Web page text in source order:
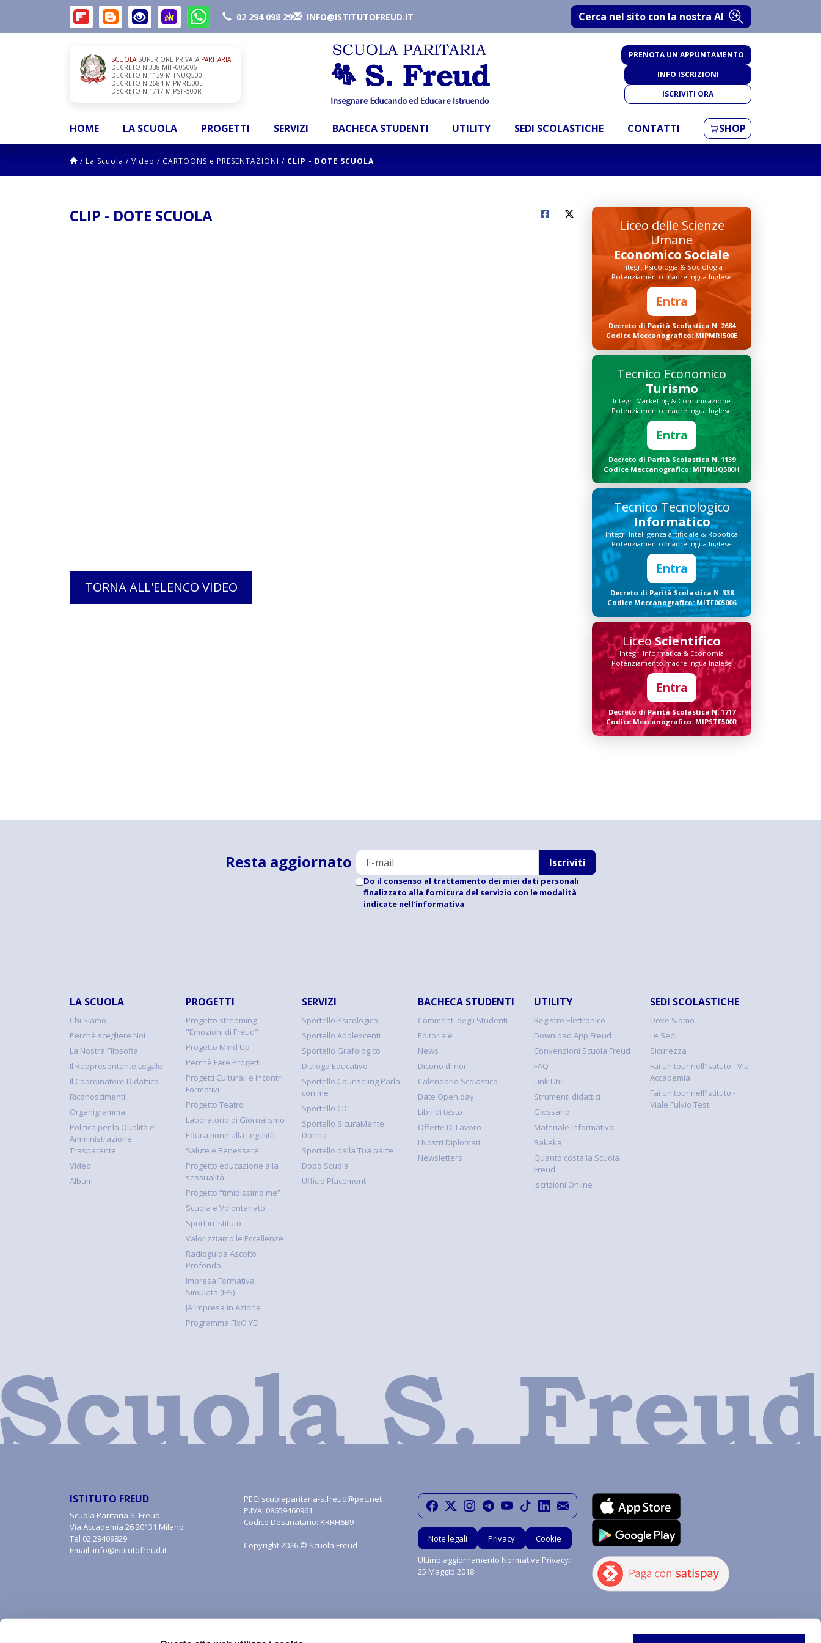
02 294 098 29 INFO@ISTITUTOFREUD.IT Cerca nel sito con la nostra AI
SCUOLASUPERIORE PRIVATA PARITARIA
DECRETO N.338 MITF005006
DECRETO N.1139 MITNUQ500H
DECRETO N.2684 MIPMRI500E
DECRETO N.1717 MIPSTF500R
PRENOTA UN APPUNTAMENTO
INFO ISCRIZIONI
ISCRIVITI ORA
HOME LA SCUOLA PROGETTI SERVIZI BACHECA STUDENTI UTILITY SEDI SCOLASTICHE CONTATTI SHOP
/ La Scuola / Video / CARTOONS e PRESENTAZIONI / CLIP - DOTE SCUOLA
CLIP - DOTE SCUOLA
TORNA ALL'ELENCO VIDEO
Liceo delle Scienze
Umane
Economico Sociale
Integr. Psicologia & Sociologia
Potenziamento madrelingua Inglese
Entra
Decreto di Parità Scolastica N. 2684
Codice Meccanografico: MIPMRI500E
Tecnico Economico
Turismo
Integr. Marketing & Comunicazione
Potenziamento madrelingua Inglese
Entra
Decreto di Parità Scolastica N. 1139
Codice Meccanografico: MITNUQ500H
Tecnico Tecnologico
Informatico
Integr. Intelligenza artificiale & Robotica
Potenziamento madrelingua Inglese
Entra
Decreto di Parità Scolastica N. 338
Codice Meccanografico: MITF005006
LiceoScientifico
Integr. Informatica & Economia
Potenziamento madrelingua Inglese
Entra
Decreto di Parità Scolastica N. 1717
Codice Meccanografico: MIPSTF500R
Resta aggiornato Iscriviti
Do il consenso al trattamento dei miei dati personali
finalizzato alla fornitura del servizio con le modalità
indicate nell'informativa
LA SCUOLA
Chi Siamo
Perchè scegliere Noi
La Nostra Filosofia
Il Rappresentante Legale
Il Coordinatore Didattico
Riconoscimenti
Organigramma
Politica per la Qualità e
Amministrazione
Trasparente
Video
Album
PROGETTI
Progetto streaming
"Emozioni di Freud"
Progetto Mind Up
Perchè Fare Progetti
Progetti Culturali e Incontri
Formativi
Progetto Teatro
Laboratorio di Giornalismo
Educazione alla Legalità
Salute e Benessere
Progetto educazione alla
sessualità
Progetto “timidissimo me”
Scuola e Volontariato
Sport in Istituto
Valorizziamo le Eccellenze
Radioguida Ascolto
Profondo
Impresa Formativa
Simulata (IFS)
JA Impresa in Azione
Programma FIxO YEI
SERVIZI
Sportello Psicologico
Sportello Adolescenti
Sportello Grafologico
Dialogo Educativo
Sportello Counseling Parla
con me
Sportello CIC
Sportello SicuraMente
Donna
Sportello dalla Tua parte
Dopo Scuola
Ufficio Placement
BACHECA STUDENTI
Commenti degli Studenti
Editoriale
News
Dicono di noi
Calendario Scolastico
Date Open day
Libri di testo
Offerte Di Lavoro
I Nostri Diplomati
Newsletters
UTILITY
Registro Elettronico
Download App Freud
Convenzioni Scuola Freud
FAQ
Link Utili
Strumenti didattici
Glossario
Materiale Informativo
Bakeka
Quanto costa la Scuola
Freud
Iscrizioni Online
SEDI SCOLASTICHE
Dove Siamo
Le Sedi
Sicurezza
Fai un tour nell'Istituto - Via
Accademia
Fai un tour nell'Istituto -
Viale Fulvio Testi
ISTITUTO FREUD
Scuola Paritaria S. Freud
Via Accademia 26 20131 Milano
Tel 02.29409829
Email: info@istitutofreud.it
PEC: scuolaparitaria-s.freud@pec.net
P.IVA: 08659460961
Codice Destinatario: KRRH6B9
Copyright 2026 © Scuola Freud
Note legali Privacy
Cookie
Ultimo aggiornamento Normativa Privacy:
25 Maggio 2018